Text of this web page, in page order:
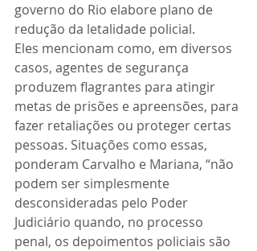
governo do Rio elabore plano de
redução da letalidade policial.
Eles mencionam como, em diversos
casos, agentes de segurança
produzem flagrantes para atingir
metas de prisões e apreensões, para
fazer retaliações ou proteger certas
pessoas. Situações como essas,
ponderam Carvalho e Mariana, “não
podem ser simplesmente
desconsideradas pelo Poder
Judiciário quando, no processo
penal, os depoimentos policiais são